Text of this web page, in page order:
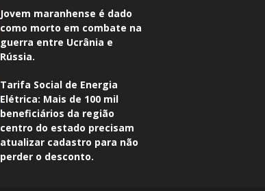
Jovem maranhense é dado
como morto em combate na
guerra entre Ucrânia e
Rússia.
Tarifa Social de Energia
Elétrica: Mais de 100 mil
beneficiários da região
centro do estado precisam
atualizar cadastro para não
perder o desconto.